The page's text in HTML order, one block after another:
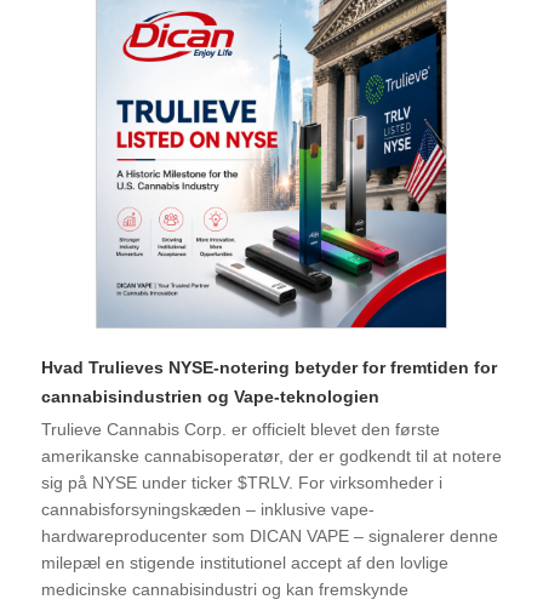
Hvad Trulieves NYSE-notering betyder for fremtiden for
cannabisindustrien og Vape-teknologien
Trulieve Cannabis Corp. er officielt blevet den første
amerikanske cannabisoperatør, der er godkendt til at notere
sig på NYSE under ticker $TRLV. For virksomheder i
cannabisforsyningskæden – inklusive vape-
hardwareproducenter som DICAN VAPE – signalerer denne
milepæl en stigende institutionel accept af den lovlige
medicinske cannabisindustri og kan fremskynde